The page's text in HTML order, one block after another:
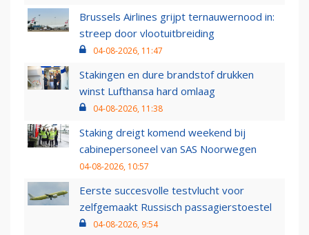
Brussels Airlines grijpt ternauwernood in:
streep door vlootuitbreiding
04-08-2026, 11:47
Stakingen en dure brandstof drukken
winst Lufthansa hard omlaag
04-08-2026, 11:38
Staking dreigt komend weekend bij
cabinepersoneel van SAS Noorwegen
04-08-2026, 10:57
Eerste succesvolle testvlucht voor
zelfgemaakt Russisch passagierstoestel
04-08-2026, 9:54